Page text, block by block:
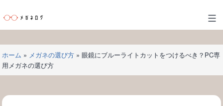
ン
テ
ツ
へ
ス
ッ
メ
ガ
ネ
ロ
グ
ホーム » メガネの選び方» 眼鏡にブルーライトカットをつけるべき？PC専
用メガネの選び方